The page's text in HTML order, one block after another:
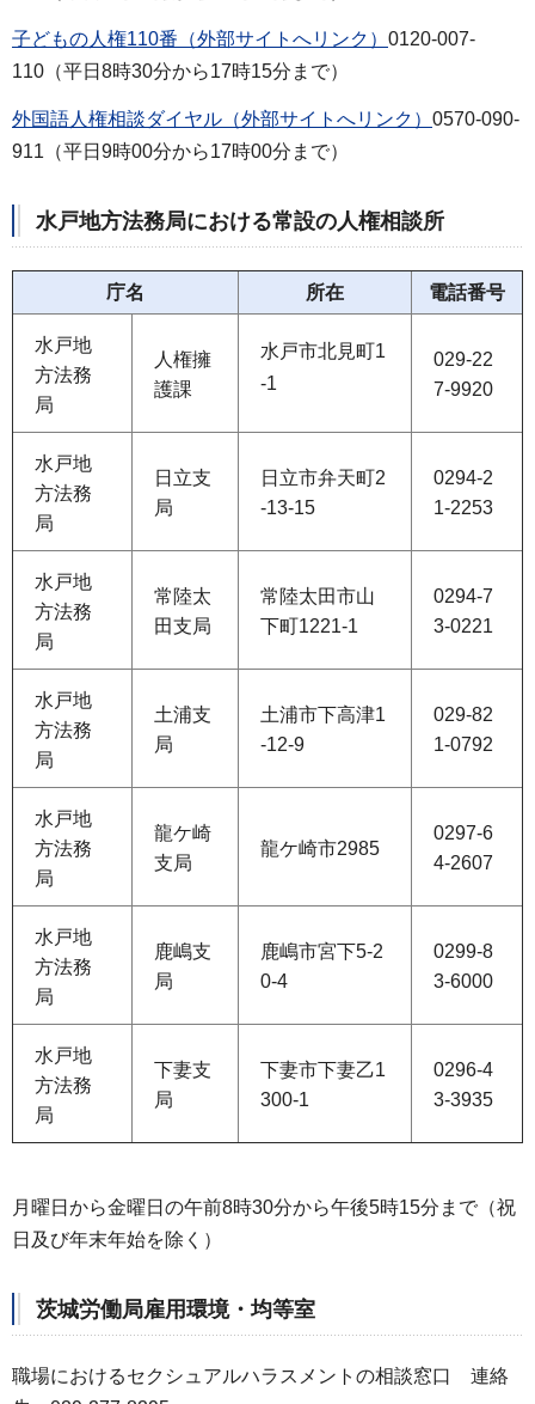
子どもの人権110番（外部サイトへリンク） 0120-007-
110（平日8時30分から17時15分まで）
外国語人権相談ダイヤル（外部サイトへリンク） 0570-090-
911（平日9時00分から17時00分まで）
水戸地方法務局における常設の人権相談所
庁名 所在 電話番号
水戸地
方法務
局
人権擁
護課
水戸市北見町1
-1
029-22
7-9920
水戸地
方法務
局
日立支
局
日立市弁天町2
-13-15
0294-2
1-2253
水戸地
方法務
局
常陸太
田支局
常陸太田市山
下町1221-1
0294-7
3-0221
水戸地
方法務
局
土浦支
局
土浦市下高津1
-12-9
029-82
1-0792
水戸地
方法務
局
龍ケ崎
支局
龍ケ崎市2985
0297-6
4-2607
水戸地
方法務
局
鹿嶋支
局
鹿嶋市宮下5-2
0-4
0299-8
3-6000
水戸地
方法務
局
下妻支
局
下妻市下妻乙1
300-1
0296-4
3-3935
月曜日から金曜日の午前8時30分から午後5時15分まで（祝
日及び年末年始を除く）
茨城労働局雇用環境・均等室
職場におけるセクシュアルハラスメントの相談窓口 連絡